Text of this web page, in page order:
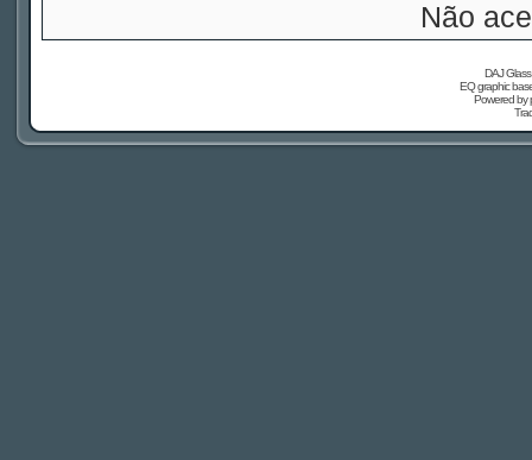
Não
DAJ
EQ graphic
Powered by